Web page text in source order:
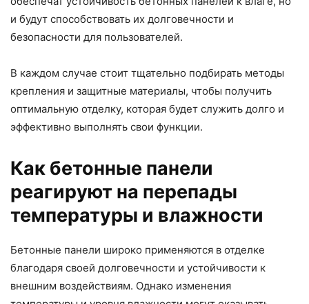
и будут способствовать их долговечности и
безопасности для пользователей.
В каждом случае стоит тщательно подбирать методы
крепления и защитные материалы, чтобы получить
оптимальную отделку, которая будет служить долго и
эффективно выполнять свои функции.
Как бетонные панели
реагируют на перепады
температуры и влажности
Бетонные панели широко применяются в отделке
благодаря своей долговечности и устойчивости к
внешним воздействиям. Однако изменения